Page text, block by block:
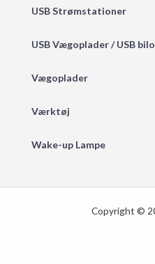
USB Strømstationer
USB Vægoplader / USB
Vægoplader
Værktøj
Wake-up Lampe
Copyright ©